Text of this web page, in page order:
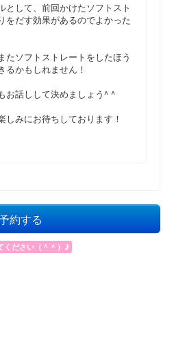
として、前回かけたソフトスト
をだす効果があるのでよかった
たソフトストレートをしたほう
るかもしれません！
お話しして決めましょう^ ^
しみにお待ちしております！
約する
ください（＾＾）♪